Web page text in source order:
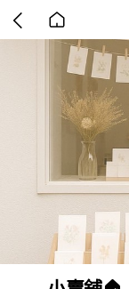
back
to
home